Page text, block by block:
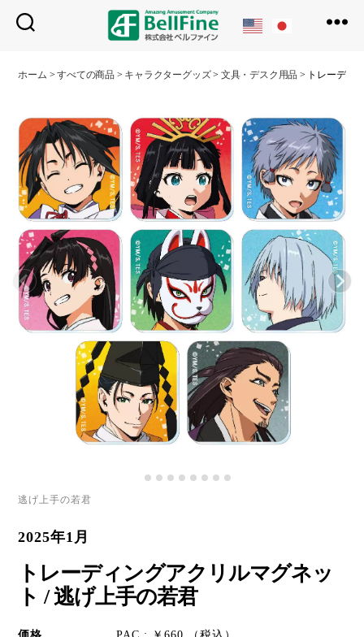
フ
ン
ホーム >すべての商品 > キャラクターグッズ> 文具・デスク用品 > トレーディ
逃げ上手の若君
2025年1月
トレーディングアクリルマグネッ
ト / 逃げ上手の若君